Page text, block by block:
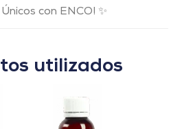
con ENCO! ✨
utilizados